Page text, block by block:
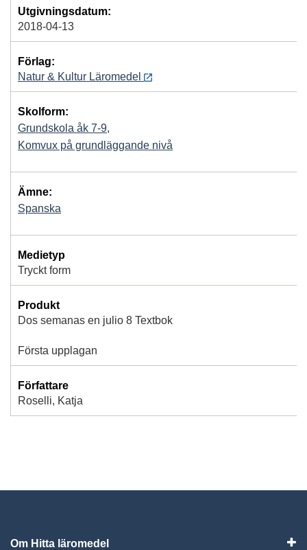
Utgivningsdatum:
2018-04-13
Förlag:
Natur & Kultur Läromedel
Skolform:
Grundskola åk 7-9,
Komvux på grundläggande nivå
Ämne:
Spanska
Medietyp
Tryckt form
Produkt
Dos semanas en julio 8 Textbok
Första upplagan
Författare
Roselli, Katja
Om Hitta läromedel